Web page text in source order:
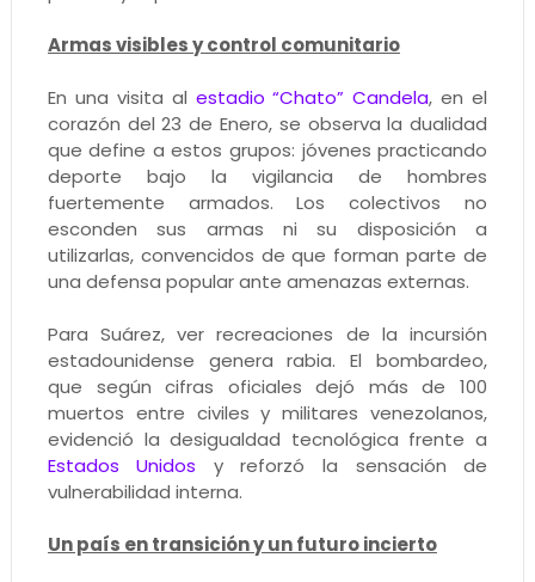
Armas visibles y control comunitario
En una visita al estadio “Chato” Candela, en el
corazón del 23 de Enero, se observa la dualidad
que define a estos grupos: jóvenes practicando
deporte bajo la vigilancia de hombres
fuertemente armados. Los colectivos no
esconden sus armas ni su disposición a
utilizarlas, convencidos de que forman parte de
una defensa popular ante amenazas externas.
Para Suárez, ver recreaciones de la incursión
estadounidense genera rabia. El bombardeo,
que según cifras oficiales dejó más de 100
muertos entre civiles y militares venezolanos,
evidenció la desigualdad tecnológica frente a
Estados Unidos y reforzó la sensación de
vulnerabilidad interna.
Un país en transición y un futuro incierto